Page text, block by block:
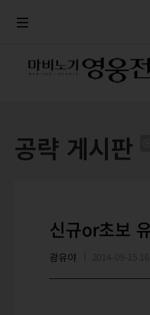
공략 게시판
신규or초보
광유야